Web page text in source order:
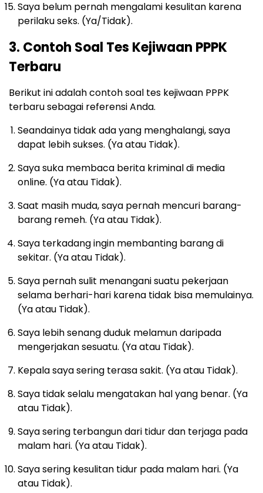
Saya belum pernah mengalami kesulitan karena
perilaku seks. (Ya/Tidak).
3. Contoh Soal Tes Kejiwaan PPPK
Terbaru
Berikut ini adalah contoh soal tes kejiwaan PPPK
terbaru sebagai referensi Anda.
Seandainya tidak ada yang menghalangi, saya
dapat lebih sukses. (Ya atau Tidak).
Saya suka membaca berita kriminal di media
online. (Ya atau Tidak).
Saat masih muda, saya pernah mencuri barang-
barang remeh. (Ya atau Tidak).
Saya terkadang ingin membanting barang di
sekitar. (Ya atau Tidak).
Saya pernah sulit menangani suatu pekerjaan
selama berhari-hari karena tidak bisa memulainya.
(Ya atau Tidak).
Saya lebih senang duduk melamun daripada
mengerjakan sesuatu. (Ya atau Tidak).
Kepala saya sering terasa sakit. (Ya atau Tidak).
Saya tidak selalu mengatakan hal yang benar. (Ya
atau Tidak).
Saya sering terbangun dari tidur dan terjaga pada
malam hari. (Ya atau Tidak).
Saya sering kesulitan tidur pada malam hari. (Ya
atau Tidak).